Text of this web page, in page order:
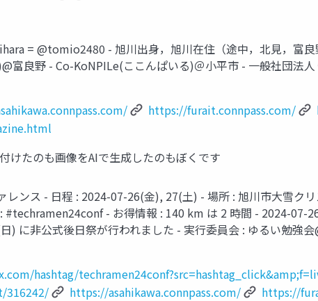
= @tomio2480 - 旭川出身，旭川在住（途中，北見，富
富良野 - Co-KoNPILe(ここんぱいる)＠小平市 - 一般社団法
https://furait.connpass.com/
たのも画像をAIで生成したのもぼくです
ンス - 日程 : 2024-07-26(金), 27(土) - 場所 : 旭川市大雪ク
- お得情報 : 140 km は 2 時間 - 2024-07-
) に非公式後日祭が行われました - 実行委員会 : ゆるい勉強
hashtag/
316242/
https://asahikawa.connpass.com/
https://